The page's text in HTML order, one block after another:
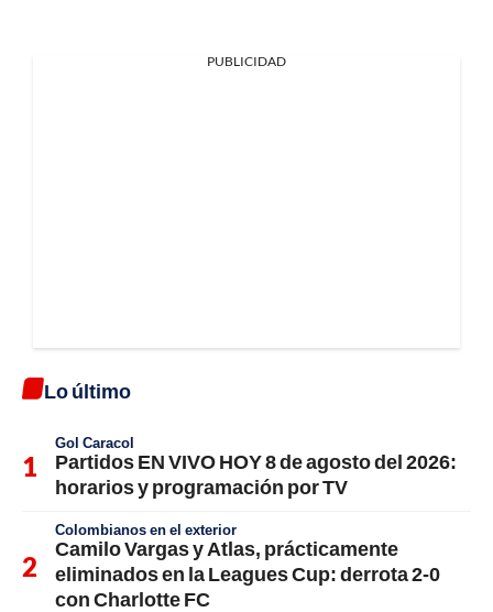
PUBLICIDAD
Lo último
Gol Caracol
Partidos EN VIVO HOY 8 de agosto del 2026:
horarios y programación por TV
Colombianos en el exterior
Camilo Vargas y Atlas, prácticamente
eliminados en la Leagues Cup: derrota 2-0
con Charlotte FC